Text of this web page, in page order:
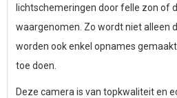
lichtschemeringen door felle zon of
waargenomen. Zo wordt niet alleen
worden ook enkel opnames
toe doen.
Deze camera is van topkwaliteit en